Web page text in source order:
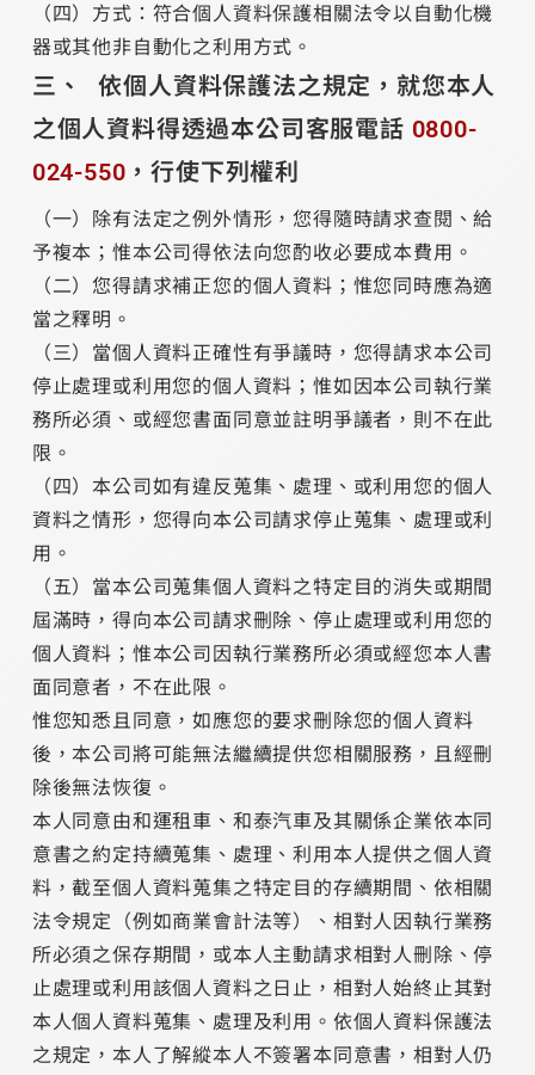
（四）方式：符合個人資料保護相關法令以自動化機
器或其他非自動化之利用方式。
依個人資料保護法之規定，就您本人
之個人資料得透過本公司客服電話 0800-
024-550 ，行使下列權利
（一）除有法定之例外情形，您得隨時請求查閱、給
予複本；惟本公司得依法向您酌收必要成本費用。
（二）您得請求補正您的個人資料；惟您同時應為適
當之釋明。
（三）當個人資料正確性有爭議時，您得請求本公司
停止處理或利用您的個人資料；惟如因本公司執行業
務所必須、或經您書面同意並註明爭議者，則不在此
限。
（四）本公司如有違反蒐集、處理、或利用您的個人
資料之情形，您得向本公司請求停止蒐集、處理或利
用。
（五）當本公司蒐集個人資料之特定目的消失或期間
屆滿時，得向本公司請求刪除、停止處理或利用您的
個人資料；惟本公司因執行業務所必須或經您本人書
面同意者，不在此限。
惟您知悉且同意，如應您的要求刪除您的個人資料
後，本公司將可能無法繼續提供您相關服務，且經刪
除後無法恢復。
本人同意由和運租車、和泰汽車及其關係企業依本同
意書之約定持續蒐集、處理、利用本人提供之個人資
料，截至個人資料蒐集之特定目的存續期間、依相關
法令規定（例如商業會計法等）、相對人因執行業務
所必須之保存期間，或本人主動請求相對人刪除、停
止處理或利用該個人資料之日止，相對人始終止其對
本人個人資料蒐集、處理及利用。依個人資料保護法
之規定，本人了解縱本人不簽署本同意書，相對人仍